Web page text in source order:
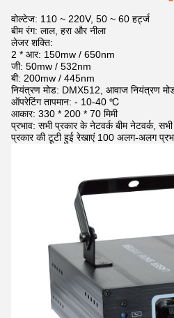
वोल्टेज: 110 ~ 220V, 50 ~ 60 हर्ट्ज
बीम रंग: लाल, हरा और नीला
लेजर शक्ति:
2 * आर: 150mw / 650nm
जी: 50mw / 532nm
बी: 200mw / 445nm
नियंत्रण मोड: DMX512, आवाज नियंत्रण
ऑपरेटिंग तापमान: - 10-40 ℃
आकार: 330 * 200 * 70 मिमी
प्रभाव: सभी प्रकार के नेटवर्क बीम नेटवर्क,
प्रकार की टूटी हुई रेखाएं 100 अलग-अलग